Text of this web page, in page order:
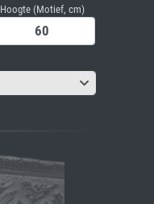
Hoogte (Motief, cm)